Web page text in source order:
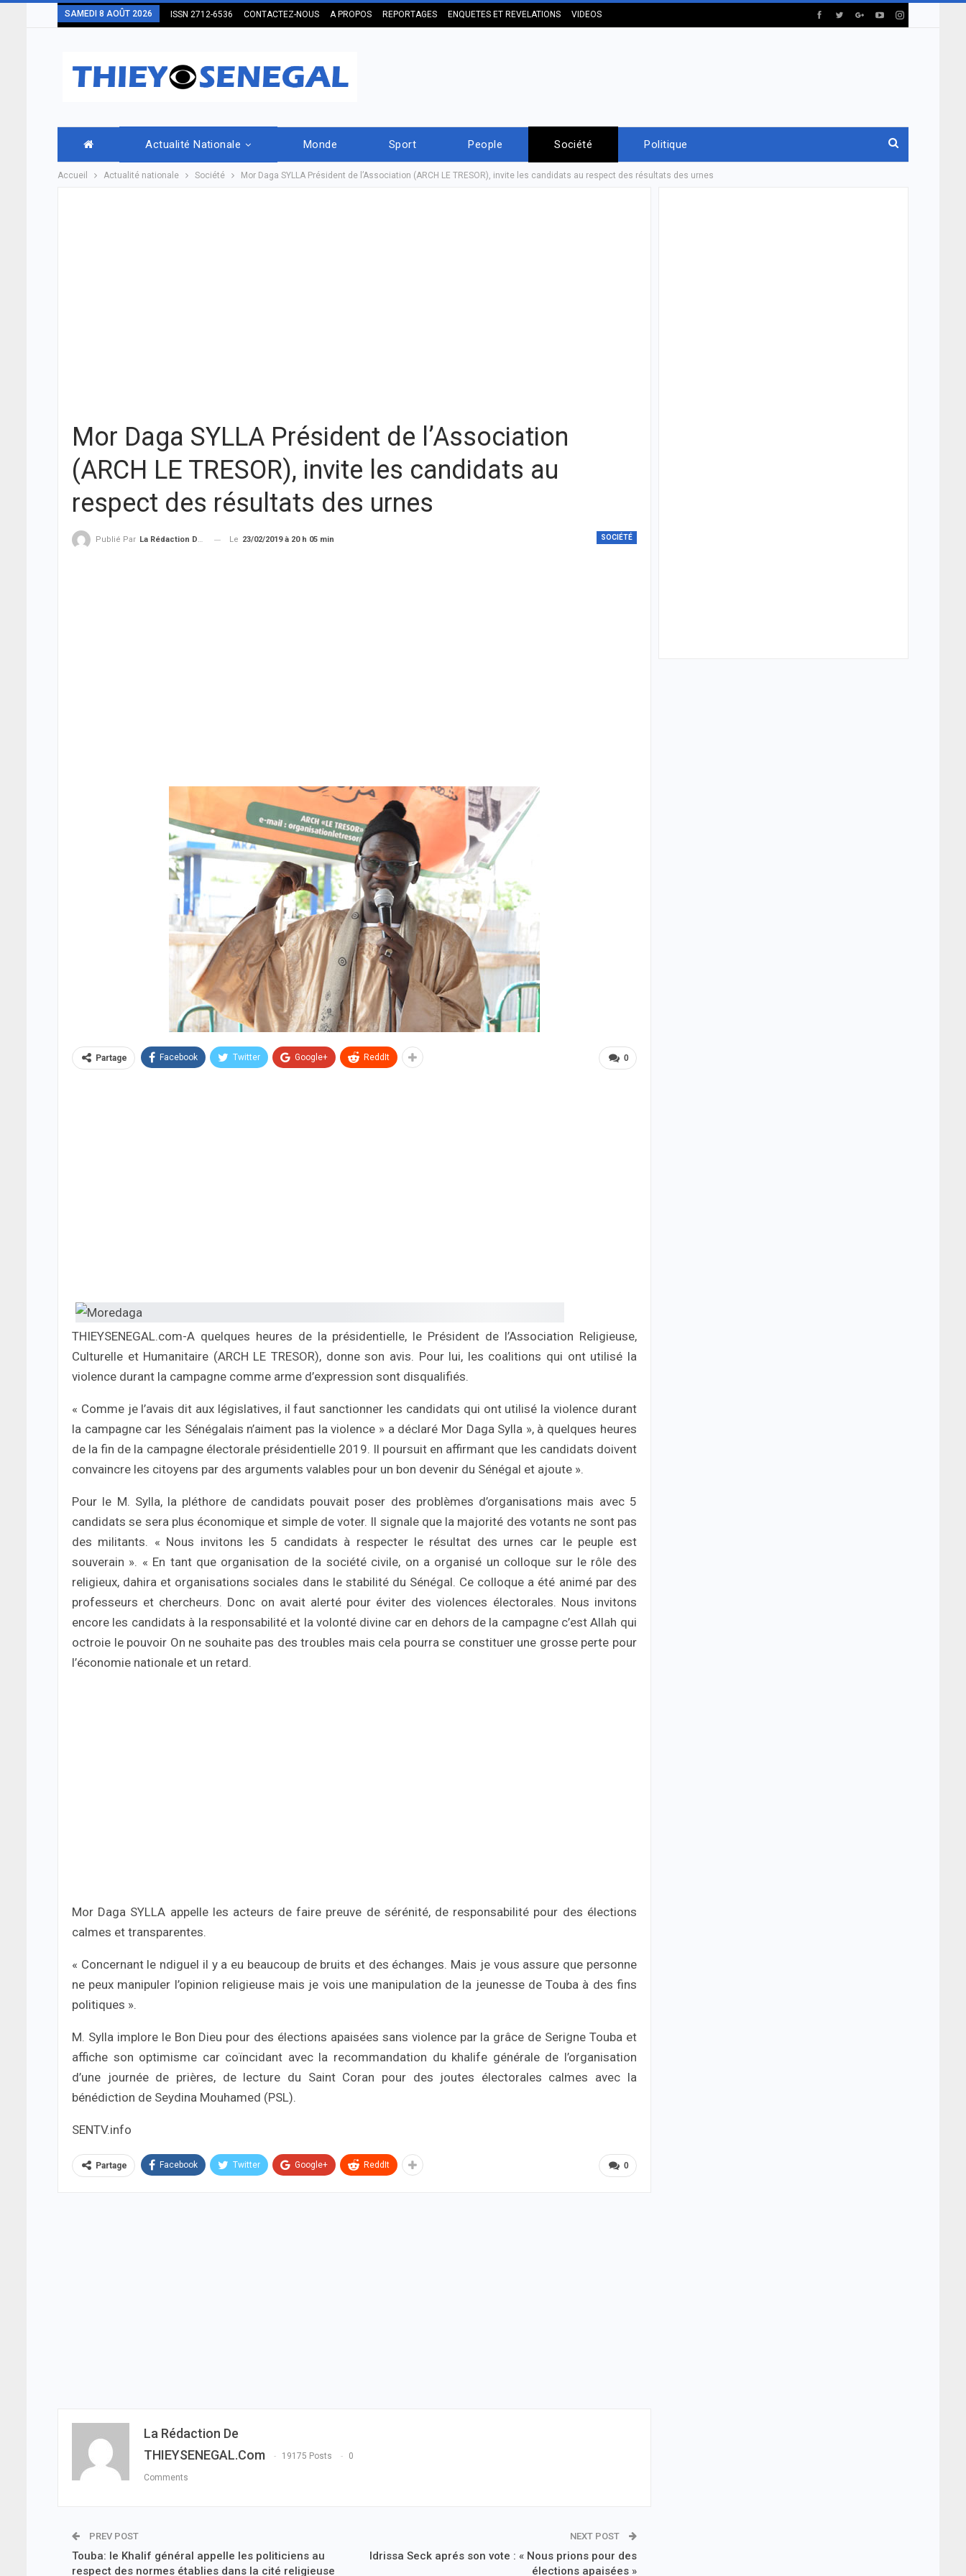
SAMEDI 8 AOÛT 2026 ISSN 2712-6536 CONTACTEZ-NOUS A PROPOS REPORTAGES ENQUETES ET REVELATIONS VIDEOS
Actualité Nationale Monde Sport People Société Politique
Accueil Actualité nationale Société Mor Daga SYLLA Président de l’Association (ARCH LE TRESOR), invite les candidats au respect des résultats des urnes
Mor Daga SYLLA Président de l’Association
(ARCH LE TRESOR), invite les candidats au
respect des résultats des urnes
SOCIÉTÉ
Publié Par La Rédaction De THIEYSENEGAL.com Le 23/02/2019 à 20 h 05 min
0
Partage Facebook Twitter Google+ ReddIt
THIEYSENEGAL.com-A quelques heures de la présidentielle, le Président de l’Association Religieuse,
Culturelle et Humanitaire (ARCH LE TRESOR), donne son avis. Pour lui, les coalitions qui ont utilisé la
violence durant la campagne comme arme d’expression sont disqualifiés.
« Comme je l’avais dit aux législatives, il faut sanctionner les candidats qui ont utilisé la violence durant
la campagne car les Sénégalais n’aiment pas la violence » a déclaré Mor Daga Sylla », à quelques heures
de la fin de la campagne électorale présidentielle 2019. Il poursuit en affirmant que les candidats doivent
convaincre les citoyens par des arguments valables pour un bon devenir du Sénégal et ajoute ».
Pour le M. Sylla, la pléthore de candidats pouvait poser des problèmes d’organisations mais avec 5
candidats se sera plus économique et simple de voter. Il signale que la majorité des votants ne sont pas
des militants. « Nous invitons les 5 candidats à respecter le résultat des urnes car le peuple est
souverain ». « En tant que organisation de la société civile, on a organisé un colloque sur le rôle des
religieux, dahira et organisations sociales dans le stabilité du Sénégal. Ce colloque a été animé par des
professeurs et chercheurs. Donc on avait alerté pour éviter des violences électorales. Nous invitons
encore les candidats à la responsabilité et la volonté divine car en dehors de la campagne c’est Allah qui
octroie le pouvoir On ne souhaite pas des troubles mais cela pourra se constituer une grosse perte pour
l’économie nationale et un retard.
Mor Daga SYLLA appelle les acteurs de faire preuve de sérénité, de responsabilité pour des élections
calmes et transparentes.
« Concernant le ndiguel il y a eu beaucoup de bruits et des échanges. Mais je vous assure que personne
ne peux manipuler l’opinion religieuse mais je vois une manipulation de la jeunesse de Touba à des fins
politiques ».
M. Sylla implore le Bon Dieu pour des élections apaisées sans violence par la grâce de Serigne Touba et
affiche son optimisme car coïncidant avec la recommandation du khalife générale de l’organisation
d’une journée de prières, de lecture du Saint Coran pour des joutes électorales calmes avec la
bénédiction de Seydina Mouhamed (PSL).
SENTV.info
0
Partage Facebook Twitter Google+ ReddIt
La Rédaction De
THIEYSENEGAL.com
19175 Posts 0
Comments
PREV POST
Touba: le Khalif général appelle les politiciens au
respect des normes établies dans la cité religieuse
NEXT POST
Idrissa Seck aprés son vote : « Nous prions pour des
élections apaisées »